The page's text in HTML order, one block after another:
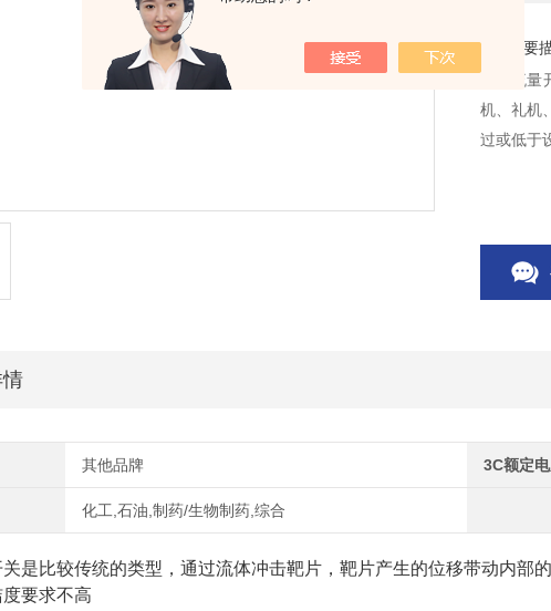
简要
靶式流量
机、礼机
过或低于
其他品牌 3C额定
化工,石油,制药/生物制药,综合
是比较传统的类型，通过流体冲击靶片，靶片产生的位移带动内部
要求不高